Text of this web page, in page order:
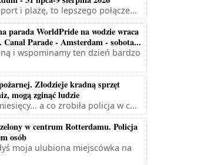
i plażę, to lepszego połącze...
parada WorldPride na wodzie wraca
Parade - Amsterdam - sobota...
i wspominamy ten dzień bardzo
Złodzieje kradną sprzęt
mogą zginąć ludzie
a co zrobiła policja w c...
w centrum Rotterdamu. Policja
osób
moja ulubiona miejscówka na